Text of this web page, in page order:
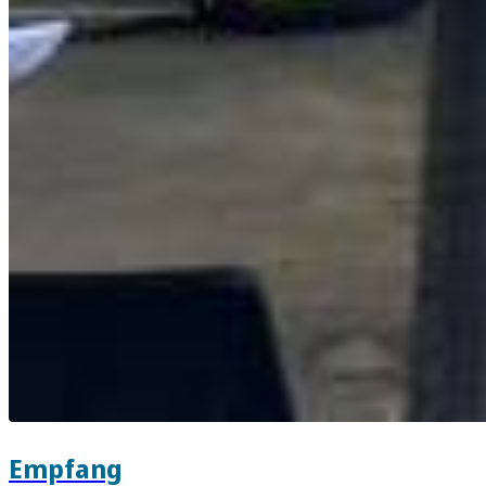
Empfang